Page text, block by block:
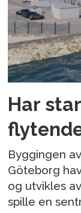
Har
Byggingen
Göteborg
og utvikles
spille en